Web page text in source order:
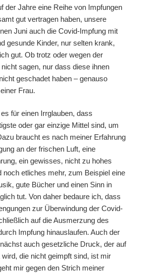
der Jahre eine Reihe von Impfungen
gut vertragen haben, unsere
Juni auch die Covid-Impfung mit
gesunde Kinder, nur selten krank,
gut. Ob trotz oder wegen der
sagen, nur dass diese ihnen
nicht geschadet haben – genauso
Frau.
für einen Irrglauben, dass
oder gar einzige Mittel sind, um
braucht es nach meiner Erfahrung
an der frischen Luft, eine
ein gewisses, nicht zu hohes
noch etliches mehr, zum Beispiel eine
gute Bücher und einen Sinn in
tut. Von daher bedaure ich, dass
zur Überwindung der Covid-
auf die Ausmerzung des
Impfung hinauslaufen. Auch der
auch gesetzliche Druck, der auf
die nicht geimpft sind, ist mir
mir gegen den Strich meiner